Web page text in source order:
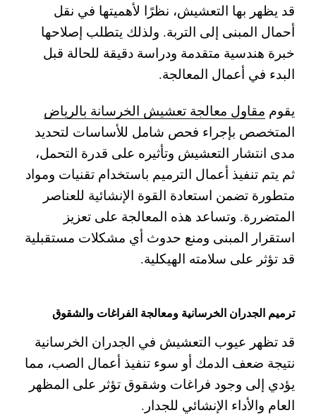
قد يظهر بها التعشيش، نظرًا لأهميتها في نقل
أحمال المبنى إلى التربة. ولذلك يتطلب إصلاحها
خبرة هندسية متقدمة ودراسة دقيقة للحالة قبل
البدء في أعمال المعالجة.
يقوم مقاول معالجة تعشيش الخرسانة بالرياض
المتخصص بإجراء فحص شامل للأساسات لتحديد
مدى انتشار التعشيش وتأثيره على قدرة التحمل،
ثم يتم تنفيذ أعمال الترميم باستخدام تقنيات ومواد
متطورة تضمن استعادة القوة الإنشائية للعناصر
المتضررة. وتساعد هذه المعالجة على تعزيز
استقرار المبنى ومنع حدوث أي مشكلات مستقبلية
قد تؤثر على سلامته الهيكلية.
ترميم الجدران الخرسانية ومعالجة الفراغات والشقوق
قد تظهر عيوب التعشيش في الجدران الخرسانية
نتيجة ضعف الدمك أو سوء تنفيذ أعمال الصب، مما
يؤدي إلى وجود فراغات وشقوق تؤثر على المظهر
العام والأداء الإنشائي للجدار.